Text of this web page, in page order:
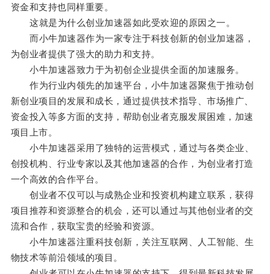
资金和支持也同样重要。
这就是为什么创业加速器如此受欢迎的原因之一。
而小牛加速器作为一家专注于科技创新的创业加速器，
为创业者提供了强大的助力和支持。
小牛加速器致力于为初创企业提供全面的加速服务。
作为行业内领先的加速平台，小牛加速器聚焦于推动创
新创业项目的发展和成长，通过提供技术指导、市场推广、
资金投入等多方面的支持，帮助创业者克服发展困难，加速
项目上市。
小牛加速器采用了独特的运营模式，通过与各类企业、
创投机构、行业专家以及其他加速器的合作，为创业者打造
一个高效的合作平台。
创业者不仅可以与成熟企业和投资机构建立联系，获得
项目推荐和资源整合的机会，还可以通过与其他创业者的交
流和合作，获取宝贵的经验和资源。
小牛加速器注重科技创新，关注互联网、人工智能、生
物技术等前沿领域的项目。